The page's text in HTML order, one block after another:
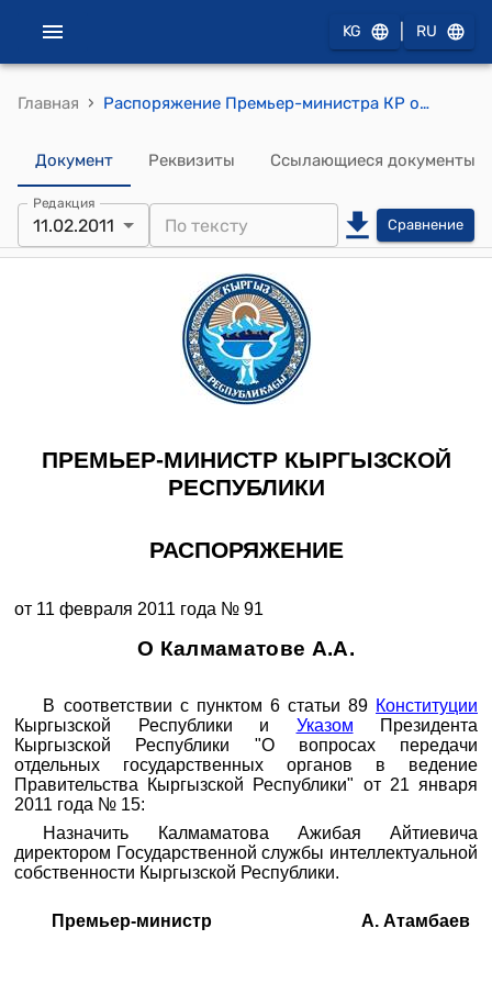
KG RU
Главная › Распоряжение Премьер-министра КР от 11 февраля 2011 года № 91 (О Калмаматове А.А.)
Документ Реквизиты Ссылающиеся документы
Редакция
11.02.2011 Сравнение